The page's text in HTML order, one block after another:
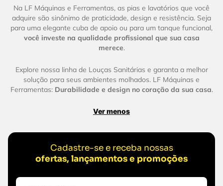
Na LF Máquinas e Ferramentas, as pias e lavatórios que você
adquire são sinônimo de praticidade, design e resistência. Seja
para uma elegante cuba de apoio ou para um tanque funcional,
você investe na qualidade profissional que sua casa
merece.
Explore nossa linha de Louças Sanitárias e garanta a melhor
solução para seus ambientes molhados. LF Máquinas e
Ferramentas: Durabilidade e design no coração da sua casa.
Ver menos
Cadastre-se e receba nossas
ofertas, lançamentos e promoções